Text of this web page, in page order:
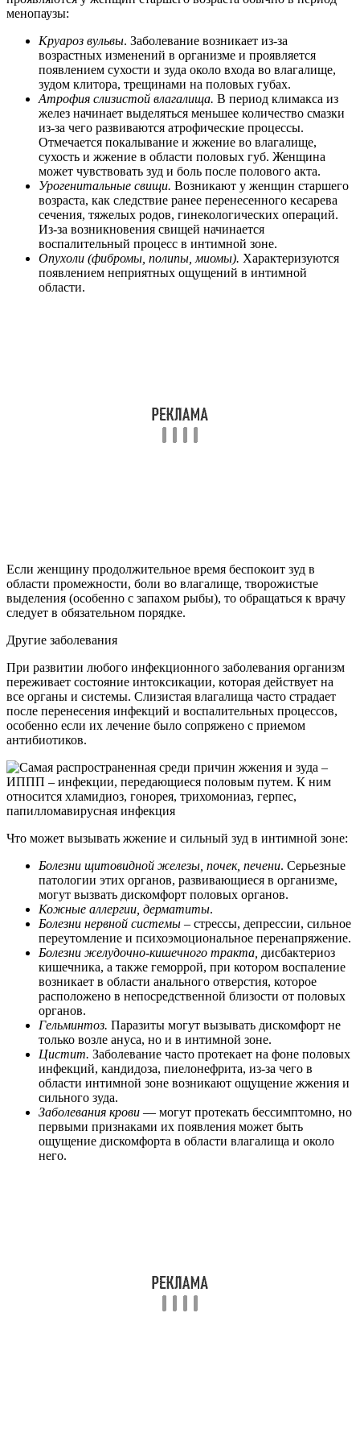
менопаузы:
Круароз вульвы. Заболевание возникает из-за
возрастных изменений в организме и проявляется
появлением сухости и зуда около входа во влагалище,
зудом клитора, трещинами на половых губах.
Атрофия слизистой влагалища. В период климакса из
желез начинает выделяться меньшее количество смазки
из-за чего развиваются атрофические процессы.
Отмечается покалывание и жжение во влагалище,
сухость и жжение в области половых губ. Женщина
может чувствовать зуд и боль после полового акта.
Урогенитальные свищи. Возникают у женщин старшего
возраста, как следствие ранее перенесенного кесарева
сечения, тяжелых родов, гинекологических операций.
Из-за возникновения свищей начинается
воспалительный процесс в интимной зоне.
Опухоли (фибромы, полипы, миомы). Характеризуются
появлением неприятных ощущений в интимной
области.
Если женщину продолжительное время беспокоит зуд в
области промежности, боли во влагалище, творожистые
выделения (особенно с запахом рыбы), то обращаться к врачу
следует в обязательном порядке.
Другие заболевания
При развитии любого инфекционного заболевания организм
переживает состояние интоксикации, которая действует на
все органы и системы. Слизистая влагалища часто страдает
после перенесения инфекций и воспалительных процессов,
особенно если их лечение было сопряжено с приемом
антибиотиков.
Что может вызывать жжение и сильный зуд в интимной зоне:
Болезни щитовидной железы, почек, печени. Серьезные
патологии этих органов, развивающиеся в организме,
могут вызвать дискомфорт половых органов.
Кожные аллергии, дерматиты.
Болезни нервной системы – стрессы, депрессии, сильное
переутомление и психоэмоциональное перенапряжение.
Болезни желудочно-кишечного тракта, дисбактериоз
кишечника, а также геморрой, при котором воспаление
возникает в области анального отверстия, которое
расположено в непосредственной близости от половых
органов.
Гельминтоз. Паразиты могут вызывать дискомфорт не
только возле ануса, но и в интимной зоне.
Цистит. Заболевание часто протекает на фоне половых
инфекций, кандидоза, пиелонефрита, из-за чего в
области интимной зоне возникают ощущение жжения и
сильного зуда.
Заболевания крови — могут протекать бессимптомно, но
первыми признаками их появления может быть
ощущение дискомфорта в области влагалища и около
него.